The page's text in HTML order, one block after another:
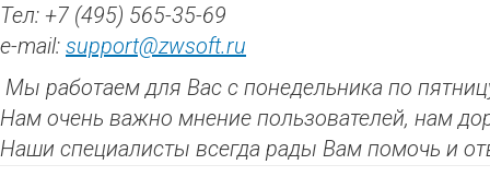
Тел: +7 (495) 565-35-69
e-mail: support@zwsoft.ru
Мы работаем для Вас с понедельника по
Нам очень важно мнение пользователей, нам
Наши специалисты всегда рады Вам помочь и